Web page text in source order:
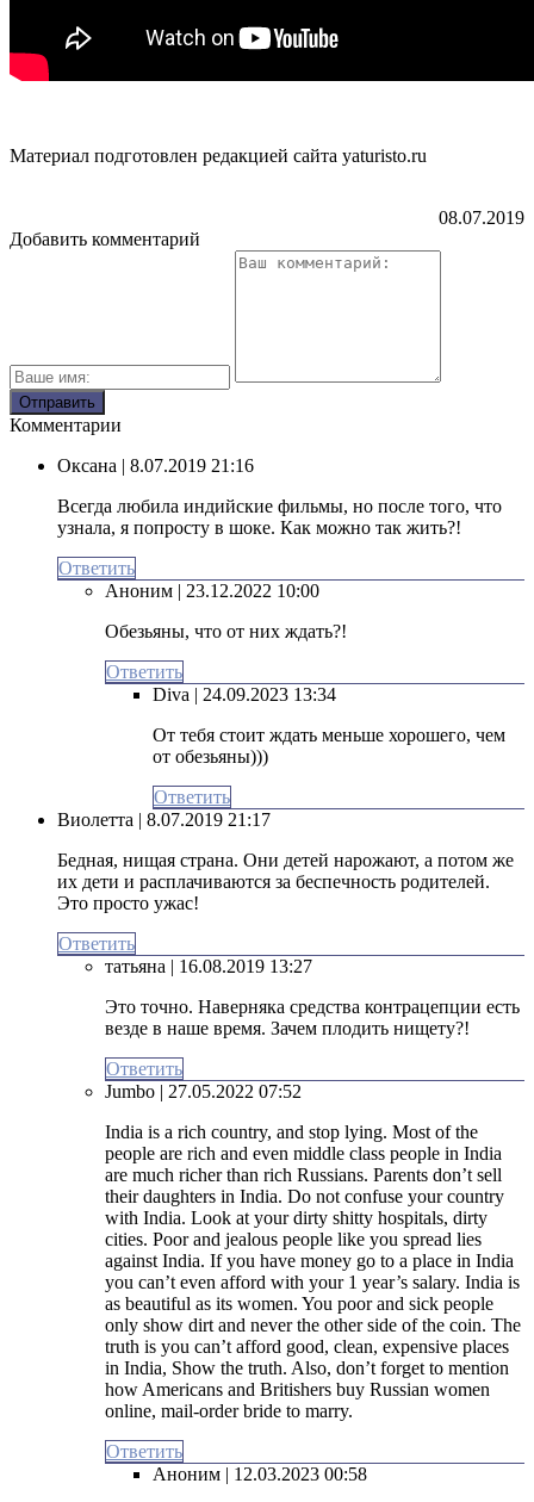
Материал подготовлен редакцией сайта yaturisto.ru
08.07.2019
Добавить комментарий
Комментарии
Оксана | 8.07.2019 21:16
Всегда любила индийские фильмы, но после того, что
узнала, я попросту в шоке. Как можно так жить?!
Ответить
Аноним | 23.12.2022 10:00
Обезьяны, что от них ждать?!
Ответить
Diva | 24.09.2023 13:34
От тебя стоит ждать меньше хорошего, чем
от обезьяны)))
Ответить
Виолетта | 8.07.2019 21:17
Бедная, нищая страна. Они детей нарожают, а потом же
их дети и расплачиваются за беспечность родителей.
Это просто ужас!
Ответить
татьяна | 16.08.2019 13:27
Это точно. Наверняка средства контрацепции есть
везде в наше время. Зачем плодить нищету?!
Ответить
Jumbo | 27.05.2022 07:52
India is a rich country, and stop lying. Most of the
people are rich and even middle class people in India
are much richer than rich Russians. Parents don’t sell
their daughters in India. Do not confuse your country
with India. Look at your dirty shitty hospitals, dirty
cities. Poor and jealous people like you spread lies
against India. If you have money go to a place in India
you can’t even afford with your 1 year’s salary. India is
as beautiful as its women. You poor and sick people
only show dirt and never the other side of the coin. The
truth is you can’t afford good, clean, expensive places
in India, Show the truth. Also, don’t forget to mention
how Americans and Britishers buy Russian women
online, mail-order bride to marry.
Ответить
Аноним | 12.03.2023 00:58